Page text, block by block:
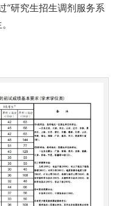
“研究生招生调剂服务系